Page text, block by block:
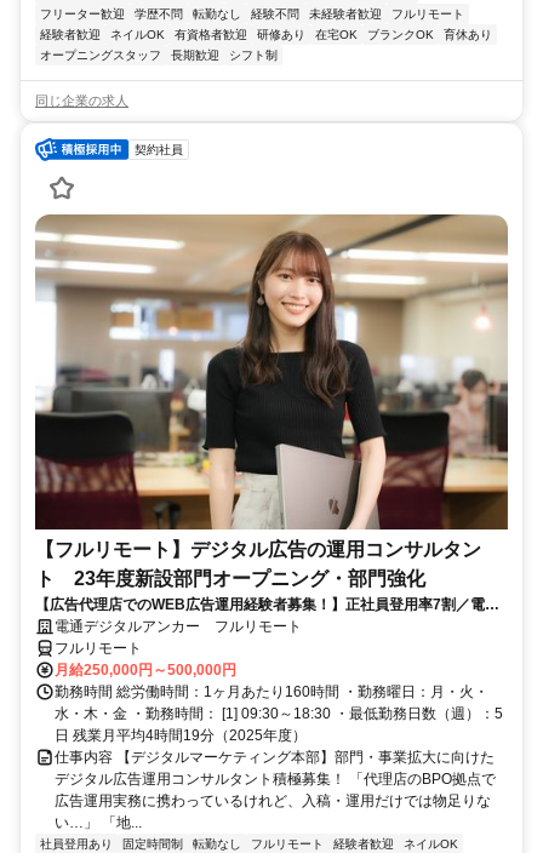
フリーター歓迎
学歴不問 転勤なし 経験不問 未経験者歓迎
フルリモート
経験者歓迎
ネイルOK 有資格者歓迎 研修あり 在宅OK ブランクOK
育休あり
オープニングスタッフ
長期歓迎 シフト制
同じ企業の求人
契約社員
【フルリモート】デジタル広告の運用コンサルタン
ト 23年度新設部門オープニング・部門強化
【広告代理店でのWEB広告運用経験者募集！】正社員登用率7割／電通
G／全国×完全在宅／年休126日・土日祝休み／残業月平均4時間19分
電通デジタルアンカー フルリモート
フルリモート
月給250,000円～500,000円
勤務時間 総労働時間：1ヶ月あたり160時間 ・勤務曜日：月・火・
水・木・金 ・勤務時間： [1] 09:30～18:30 ・最低勤務日数（週）：5
日 残業月平均4時間19分（2025年度）
仕事内容 【デジタルマーケティング本部】部門・事業拡大に向けた
デジタル広告運用コンサルタント積極募集！ 「代理店のBPO拠点で
広告運用実務に携わっているけれど、入稿・運用だけでは物足りな
い…」 「地...
社員登用あり 固定時間制 転勤なし フルリモート 経験者歓迎
ネイルOK